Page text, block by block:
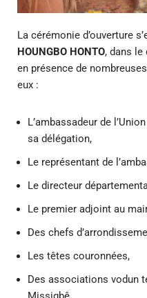
La cérémonie d’ouverture
HOUNGBO HONTO, dans le
en présence de
eux :
L’ambassadeur de
sa délégation,
Le représentant de
Le directeur
Le premier adjoint au
Des chefs
Les têtes couronnées,
Des associations vodun